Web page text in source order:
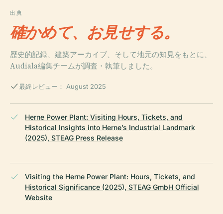
出典
確かめて、お見せする。
歴史的記録、建築アーカイブ、そして地元の知見をもとに、
Audiala編集チームが調査・執筆しました。
最終レビュー： August 2025
Herne Power Plant: Visiting Hours, Tickets, and
Historical Insights into Herne’s Industrial Landmark
(2025), STEAG Press Release
Visiting the Herne Power Plant: Hours, Tickets, and
Historical Significance (2025), STEAG GmbH Official
Website